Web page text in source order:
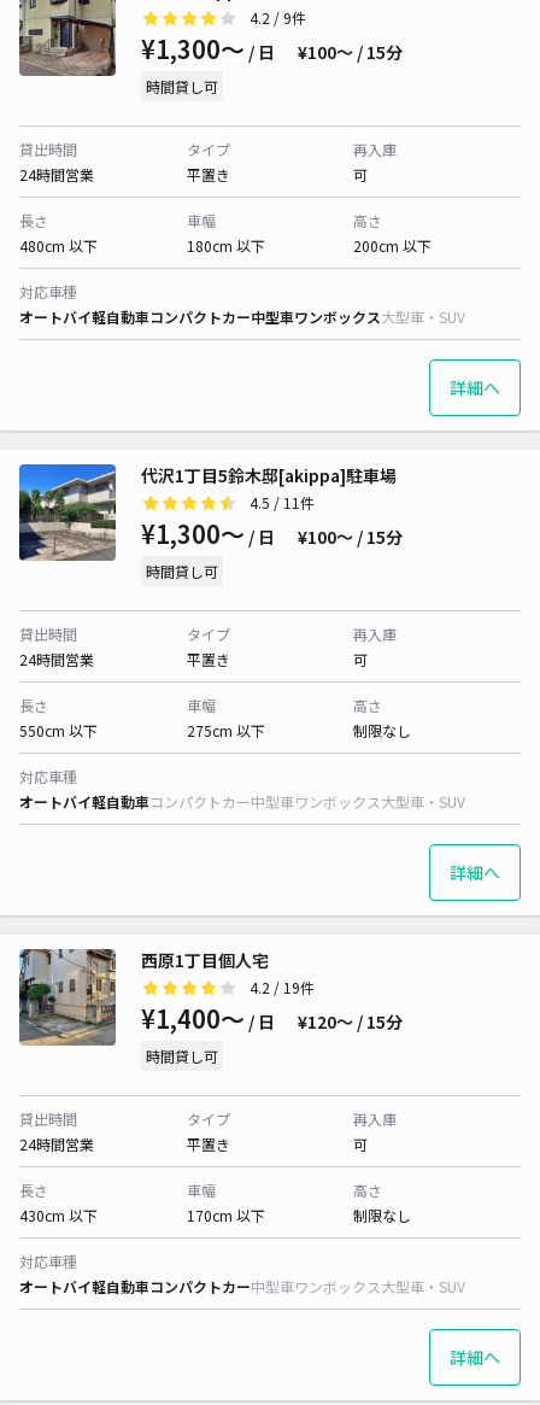
4.2 / 9件
¥1,300〜 / 日 ¥100〜 / 15分
時間貸し可
貸出時間
24時間営業
タイプ
平置き
再入庫
可
長さ
480cm 以下
車幅
180cm 以下
高さ
200cm 以下
対応車種
オートバイ軽自動車コンパクトカー中型車ワンボックス大型車・SUV
詳細へ
代沢1丁目5鈴木邸[akippa]駐車場
4.5 / 11件
¥1,300〜 / 日 ¥100〜 / 15分
時間貸し可
貸出時間
24時間営業
タイプ
平置き
再入庫
可
長さ
550cm 以下
車幅
275cm 以下
高さ
制限なし
対応車種
オートバイ軽自動車コンパクトカー中型車ワンボックス大型車・SUV
詳細へ
西原1丁目個人宅
4.2 / 19件
¥1,400〜 / 日 ¥120〜 / 15分
時間貸し可
貸出時間
24時間営業
タイプ
平置き
再入庫
可
長さ
430cm 以下
車幅
170cm 以下
高さ
制限なし
対応車種
オートバイ軽自動車コンパクトカー中型車ワンボックス大型車・SUV
詳細へ